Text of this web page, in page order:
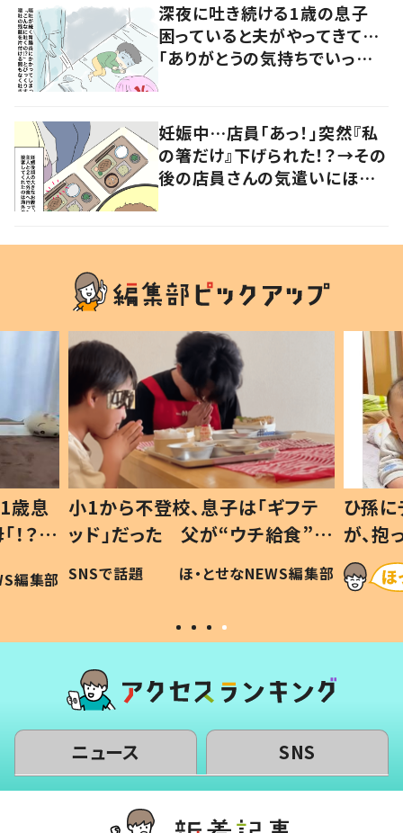
深夜に吐き続ける1歳の息子
困っていると夫がやってきて…
「ありがとうの気持ちでいっぱ
妊娠中…店員「あっ！」突然『私
の箸だけ』下げられた！？→その
後の店員さんの気遣いにほっこ
歳息
？」
編集部
小1から不登校、息子は「ギフテ
ッド」だった 父が“ウチ給食”を
作り続ける理由とは #令和の親
#令和の子
SNSで話題 ほ・とせなNEWS編集部
ひ孫
が、
「涙が
い」
ニュース SNS